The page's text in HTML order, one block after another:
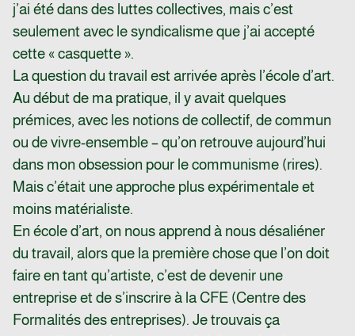
j’ai été dans des luttes collectives, mais c’est
seulement avec le syndicalisme que j’ai accepté
cette « casquette ».
La question du travail est arrivée après l’école d’art.
Au début de ma pratique, il y avait quelques
prémices, avec les notions de collectif, de commun
ou de vivre-ensemble – qu’on retrouve aujourd’hui
dans mon obsession pour le communisme (rires).
Mais c’était une approche plus expérimentale et
moins matérialiste.
En école d’art, on nous apprend à nous désaliéner
du travail, alors que la première chose que l’on doit
faire en tant qu’artiste, c’est de devenir une
entreprise et de s’inscrire à la CFE (Centre des
Formalités des entreprises). Je trouvais ça